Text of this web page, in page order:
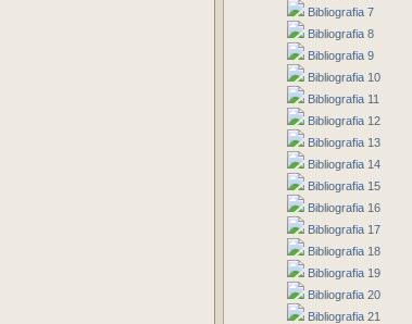
Bibliografia 7
Bibliografia 8
Bibliografia 9
Bibliografia 10
Bibliografia 11
Bibliografia 12
Bibliografia 13
Bibliografia 14
Bibliografia 15
Bibliografia 16
Bibliografia 17
Bibliografia 18
Bibliografia 19
Bibliografia 20
Bibliografia 21